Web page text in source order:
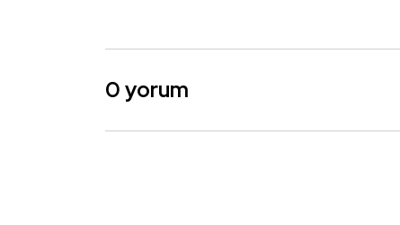
0 yorum